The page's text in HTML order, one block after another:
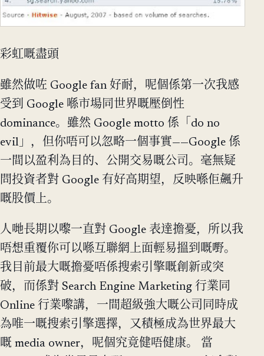
彩虹嘅盡頭
雖然做咗 Google fan 好耐，呢個係第一次我感
受到 Google 喺市場同世界嘅壓倒性
dominance。雖然 Google motto 係「do no
evil」，但你唔可以忽略一個事實——Google 係
一間以盈利為目的、公開交易嘅公司。毫無疑
問投資者對 Google 有好高期望，反映喺佢飆升
嘅股價上。
人哋長期以嚟一直對 Google 表達擔憂，所以我
唔想重覆你可以喺互聯網上面輕易搵到嘅嘢。
我目前最大嘅擔憂唔係搜索引擎嘅創新或突
破，而係對 Search Engine Marketing 行業同
Online 行業嚟講，一間超級強大嘅公司同時成
為唯一嘅搜索引擎選擇，又積極成為世界最大
嘅 media owner，呢個究竟健唔健康。 當